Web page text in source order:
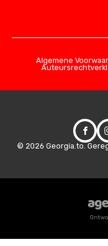
Algemene
© 2026 Georgia.to.